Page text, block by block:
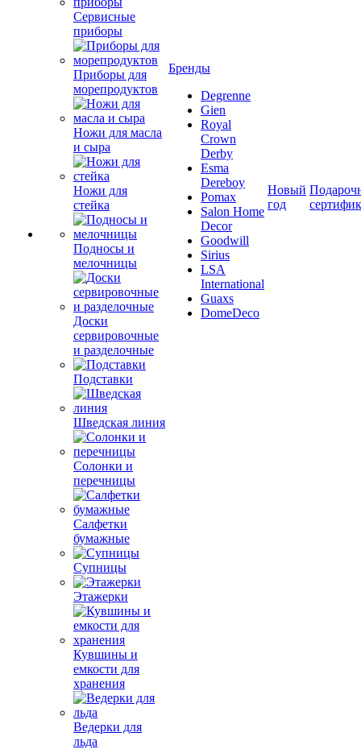
Сервисные
приборы
Приборы для
морепродуктов
Ножи для масла
и сыра
Ножи для
стейка
Подносы и
мелочницы
Доски
сервировочные
и разделочные
Подставки
Шведская линия
Солонки и
перечницы
Салфетки
бумажные
Супницы
Этажерки
Кувшины и
емкости для
хранения
Ведерки для
льда
Бренды
Degrenne
Gien
Royal
Crown
Derby
Esma
Dereboy
Pomax
Salon Home
Decor
Goodwill
Sirius
LSA
International
Guaxs
DomeDeco
Новый
год